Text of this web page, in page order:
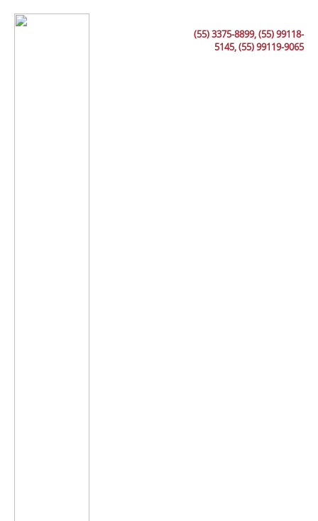
(55) 3375-8899, (55) 99118-
5145, (55) 99119-9065